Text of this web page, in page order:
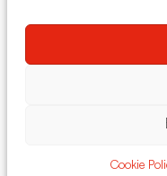
Cookie